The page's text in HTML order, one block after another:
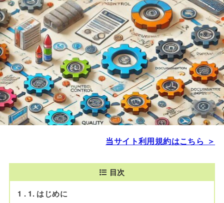
当サイト利用規約はこちら ＞
目次
1
1. はじめに